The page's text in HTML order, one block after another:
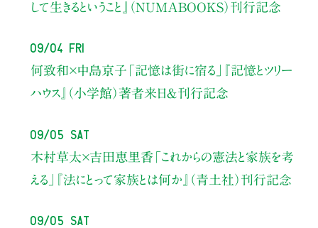
して生きるということ』（NUMABOOKS）刊行記念
09/04 Fri
何致和×中島京子 「記憶は街に宿る」
『記憶とツリー
ハウス』（小学館）著者来日＆刊行記念
09/05 Sat
木村草太×吉田恵里香 「これからの憲法と家族を考
える」
『法にとって家族とは何か』（青土社）刊行記念
09/05 Sat